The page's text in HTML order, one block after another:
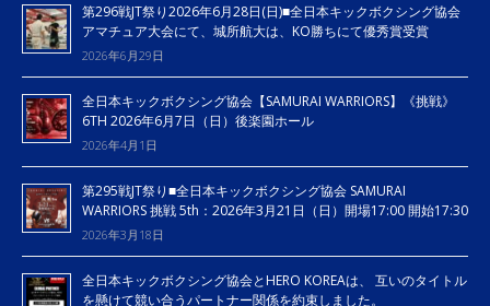
第296戦JT祭り2026年6月28日(日)■全日本キックボクシング協会
アマチュア大会にて、城所航大は、KO勝ちにて優秀賞受賞
2026年6月29日
全日本キックボクシング協会【SAMURAI WARRIORS】《挑戦》
6TH 2026年6月7日（日）後楽園ホール
2026年4月1日
第295戦JT祭り■全日本キックボクシング協会 SAMURAI
WARRIORS 挑戦 5th：2026年3月21日（日）開場17:00 開始17:30
2026年3月18日
全日本キックボクシング協会とHERO KOREAは、 互いのタイトル
を懸けて競い合うパートナー関係を約束しました。